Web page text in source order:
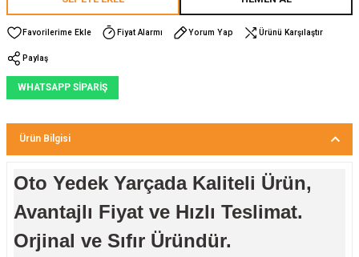
Fiyat Alarmı Yorum Yap Ürünü Karşılaştır
Paylaş
WHATSAPP SİPARİŞ
Ürün Bilgisi
Oto Yedek Yarçada Kaliteli Ürün,
Avantajlı Fiyat ve Hızlı Teslimat.
Orjinal ve Sıfır Üründür.